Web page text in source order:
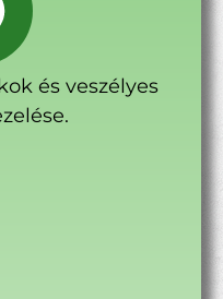
és veszélyes